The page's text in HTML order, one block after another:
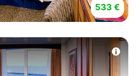
533 €